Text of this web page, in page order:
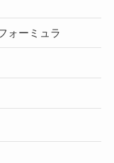
ォーミュラ